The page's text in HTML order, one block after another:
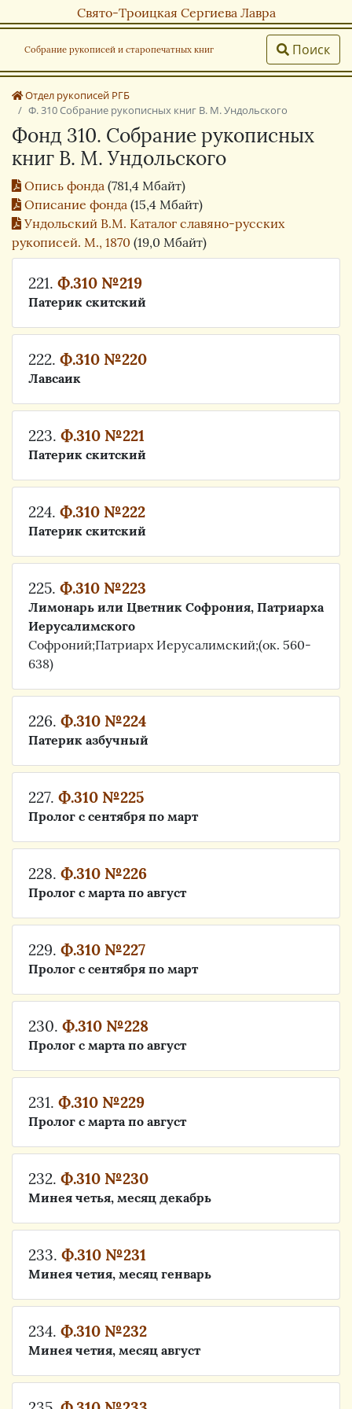
Свято-Троицкая Сергиева Лавра
Собрание рукописей и старопечатных книг Поиск
Отдел рукописей РГБ
Ф. 310 Собрание рукописных книг В. М. Ундольского
Фонд 310. Собрание рукописных
книг В. М. Ундольского
Опись фонда (781,4 Мбайт)
Описание фонда (15,4 Мбайт)
Ундольский В.М. Каталог славяно-русских
рукописей. М., 1870 (19,0 Мбайт)
221. Ф.310 №219
Патерик скитский
222. Ф.310 №220
Лавсаик
223. Ф.310 №221
Патерик скитский
224. Ф.310 №222
Патерик скитский
225. Ф.310 №223
Лимонарь или Цветник Софрония, Патриарха
Иерусалимского
Софроний;Патриарх Иерусалимский;(ок. 560-
638)
226. Ф.310 №224
Патерик азбучный
227. Ф.310 №225
Пролог с сентября по март
228. Ф.310 №226
Пролог с марта по август
229. Ф.310 №227
Пролог с сентября по март
230. Ф.310 №228
Пролог с марта по август
231. Ф.310 №229
Пролог с марта по август
232. Ф.310 №230
Минея четья, месяц декабрь
233. Ф.310 №231
Минея четия, месяц генварь
234. Ф.310 №232
Минея четия, месяц август